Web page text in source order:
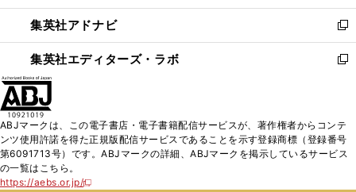
開
く
ウ
で
開
く
ン
ド
ウ
で
ウ
ィ
ン
ド
く
集英社アドナビ
新
し
い
ド
ウ
で
集英社エディターズ・ラボ
新
ィ
ン
ド
ABJマークは、この電子書店・電子書籍配信サービスが、著作権者からコンテ
ンツ使用許諾を得た正規版配信サービスであることを示す登録商標（登録番号
第6091713号）です。ABJマークの詳細、ABJマークを掲示しているサービス
の一覧はこちら。
https://aebs.or.jp/
新